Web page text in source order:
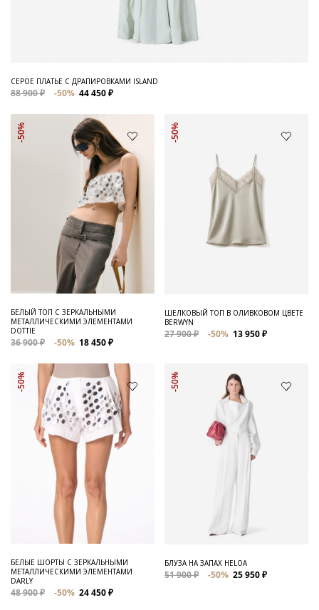
СЕРОЕ ПЛАТЬЕ С ДРАПИРОВКАМИ ISLAND
88 900 ₽ -50% 44 450 ₽
-50%
БЕЛЫЙ ТОП С ЗЕРКАЛЬНЫМИ
МЕТАЛЛИЧЕСКИМИ ЭЛЕМЕНТАМИ
DOTTIE
36 900 ₽ -50% 18 450 ₽
-50%
ШЕЛКОВЫЙ ТОП В ОЛИВКОВОМ ЦВЕТЕ
BERWYN
27 900 ₽ -50% 13 950 ₽
-50%
БЕЛЫЕ ШОРТЫ С ЗЕРКАЛЬНЫМИ
МЕТАЛЛИЧЕСКИМИ ЭЛЕМЕНТАМИ
DARLY
48 900 ₽ -50% 24 450 ₽
-50%
БЛУЗА НА ЗАПАХ HELOA
51 900 ₽ -50% 25 950 ₽